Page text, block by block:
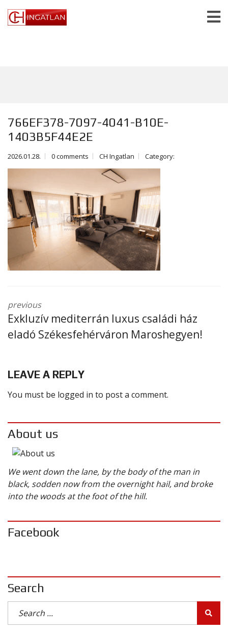
766EF378-7097-4041-B10E-
1403B5F44E2E
2026.01.28. 0 comments CH Ingatlan Category:
previous
Exkluzív mediterrán luxus családi ház
eladó Székesfehérváron Maroshegyen!
LEAVE A REPLY
You must be logged in to post a comment.
About us
We went down the lane, by the body of the man in
black, sodden now from the overnight hail, and broke
into the woods at the foot of the hill.
Facebook
Search